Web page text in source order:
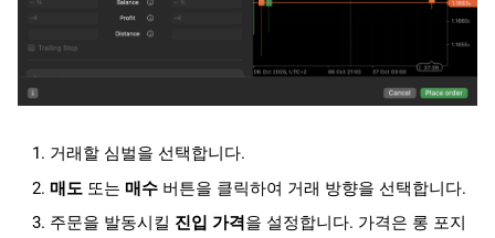
거래할 심벌을 선택합니다.
매도또는 매수버튼을 클릭하여 거래 방향을 선택합니다.
주문을 발동시킬 진입 가격을 설정합니다. 가격은 롱 포지